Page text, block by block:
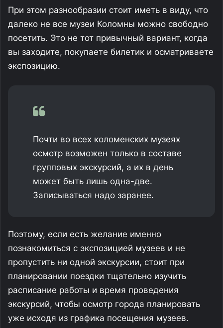
При этом разнообразии стоит иметь в виду, что
далеко не все музеи Коломны можно свободно
посетить. Это не тот привычный вариант, когда
вы заходите, покупаете билетик и осматриваете
экспозицию.
Почти во всех коломенских музеях
осмотр возможен только в составе
групповых экскурсий, а их в день
может быть лишь одна-две.
Записываться надо заранее.
Поэтому, если есть желание именно
познакомиться с экспозицией музеев и не
пропустить ни одной экскурсии, стоит при
планировании поездки тщательно изучить
расписание работы и время проведения
экскурсий, чтобы осмотр города планировать
уже исходя из графика посещения музеев.